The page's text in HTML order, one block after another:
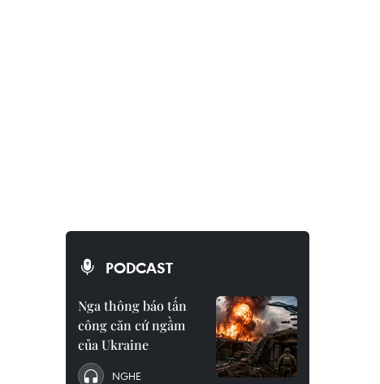
PODCAST
Nga thông báo tấn
công căn cứ ngầm
của Ukraine
NGHE